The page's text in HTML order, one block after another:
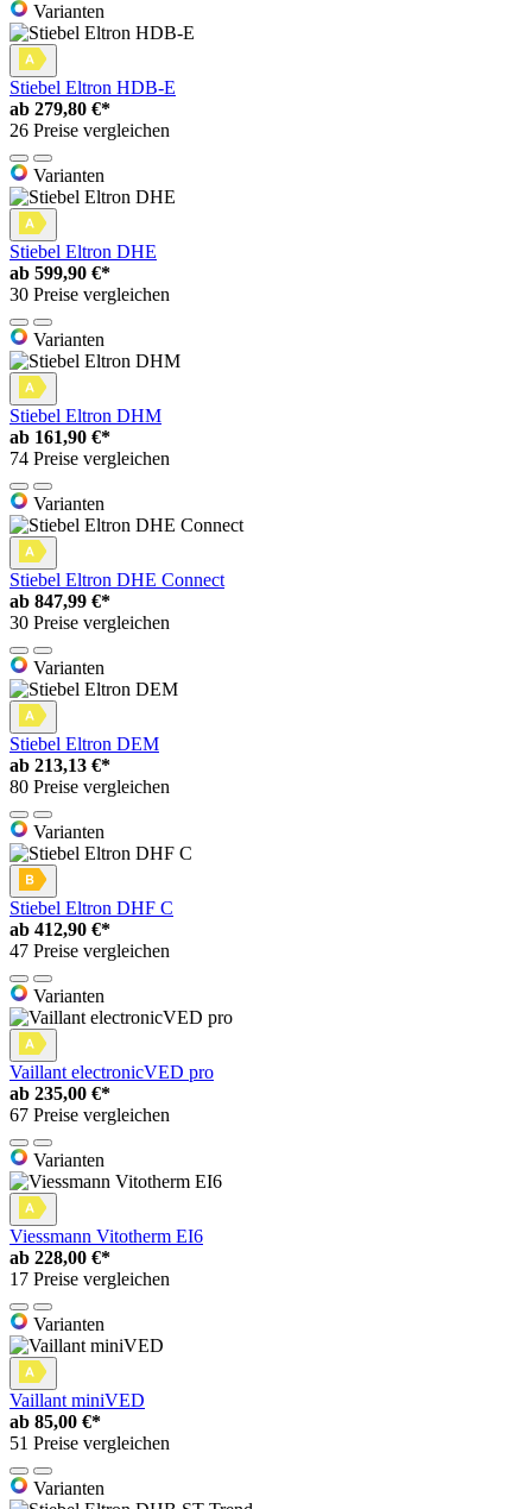
Varianten
Stiebel Eltron HDB-E
ab 279,80 €*
26 Preise vergleichen
Varianten
Stiebel Eltron DHE
ab 599,90 €*
30 Preise vergleichen
Varianten
Stiebel Eltron DHM
ab 161,90 €*
74 Preise vergleichen
Varianten
Stiebel Eltron DHE Connect
ab 847,99 €*
30 Preise vergleichen
Varianten
Stiebel Eltron DEM
ab 213,13 €*
80 Preise vergleichen
Varianten
Stiebel Eltron DHF C
ab 412,90 €*
47 Preise vergleichen
Varianten
Vaillant electronicVED pro
ab 235,00 €*
67 Preise vergleichen
Varianten
Viessmann Vitotherm EI6
ab 228,00 €*
17 Preise vergleichen
Varianten
Vaillant miniVED
ab 85,00 €*
51 Preise vergleichen
Varianten